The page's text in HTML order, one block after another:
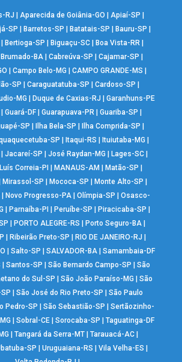
RJ Aparecida de Goiânia-GO Apiaí-SP
SP Barretos-SP Batatais-SP Bauru-SP
Bertioga-SP Biguaçu-SC Boa Vista-RR
Brumado-BA| Cabreúva-SP Cajamar-SP
|Campo Belo-MG |CAMPO GRANDE-MS
SP
Caraguatatuba-SP Cardoso-SP
MG Duque de Caxias-RJ
Garanhuns-PE
Guará-DF| Guarapuava-PR| Guariba-SP
SP Ilha Bela-SP Ilha Comprida-SP
SP Itaqui-RS Ituiutaba-MG
Jacareí-SP José Raydan-MG Lages-SC|
Luís Correia-PI MANAUS-AM Matão-SP
Mirassol-SP Mococa-SP Monte Alto-SP
Novo Progresso-PA |Olímpia-SP |Osasco-
Parnaíba-PI Peruíbe-SP Piracicaba-SP
PORTO ALEGRE-RS Porto Seguro-BA
Ribeirão Preto-SP RIO DE JANEIRO-RJ
Salto-SP SALVADOR-BA| Samambaia-DF
|Santos-SP |São Bernardo Campo-SP |São
do Sul-SP |São João Paraíso-MG |São
|São José do Rio Preto-SP |São Paulo
Pedro-SP |São Sebastião-SP |Sertãozinho-
|Sobral-CE |Sorocaba-SP |Taguatinga-DF
Tangará da Serra-MT| Tarauacá-AC|
SP |Uruguaiana-RS |Vila Velha-ES